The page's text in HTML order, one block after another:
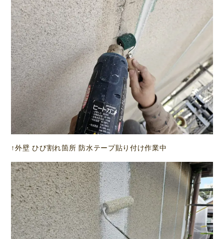
↑外壁 ひび割れ箇所 防水テープ貼り付け作業中